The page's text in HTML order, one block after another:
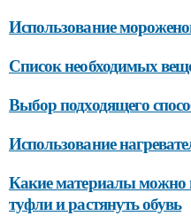
Использование
Список необходимых
Выбор подходящего
Использование
Какие материалы можно
туфли и растянуть обувь